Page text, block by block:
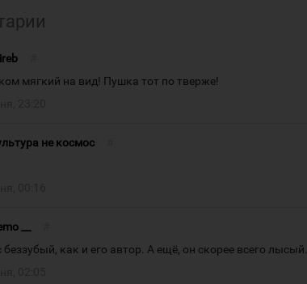
мягкий на вид! Пушка тот по тверже!
не космос
__
беззубый, как и его автор. А ещё, он скорее всего лысый.